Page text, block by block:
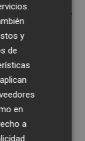
también vive
32
(50),
y una
que
y
de
en
a